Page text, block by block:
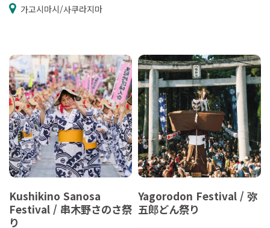
가고시마시/사쿠라지마
Kushikino Sanosa
Festival / 串木野さのさ祭
り
Yagorodon Festival / 弥
五郎どん祭り